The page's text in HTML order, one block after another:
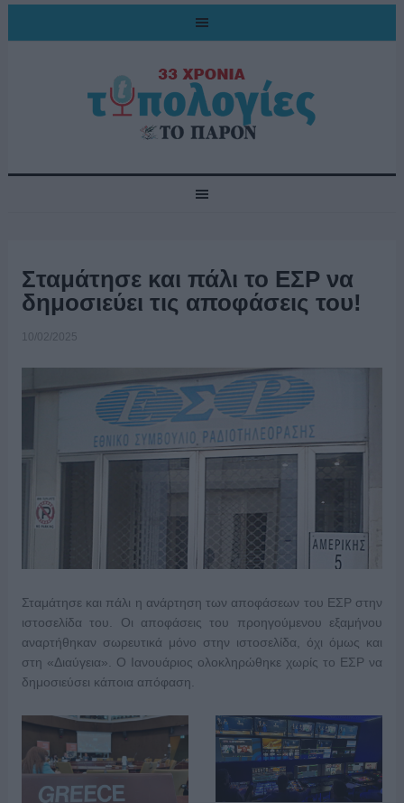
Σταμάτησε και πάλι το ΕΣΡ να
δημοσιεύει τις αποφάσεις του!
10/02/2025
Σταμάτησε και πάλι η ανάρτηση των αποφάσεων του ΕΣΡ στην
ιστοσελίδα του. Οι αποφάσεις του προηγούμενου εξαμήνου
αναρτήθηκαν σωρευτικά μόνο στην ιστοσελίδα, όχι όμως και
στη «Διαύγεια». Ο Ιανουάριος ολοκληρώθηκε χωρίς το ΕΣΡ να
δημοσιεύσει κάποια απόφαση.